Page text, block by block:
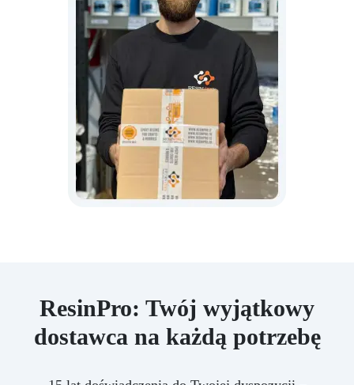
ResinPro: Twój wyjątkowy
dostawca na każdą potrzebę